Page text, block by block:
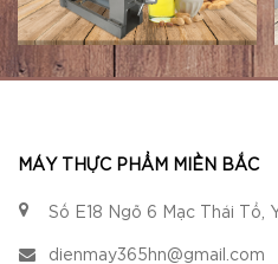
MÁY THỰC PHẨM MIỀN BẮC
Số E18 Ngõ 6 Mạc Thái Tổ,
dienmay365hn@gmail.com